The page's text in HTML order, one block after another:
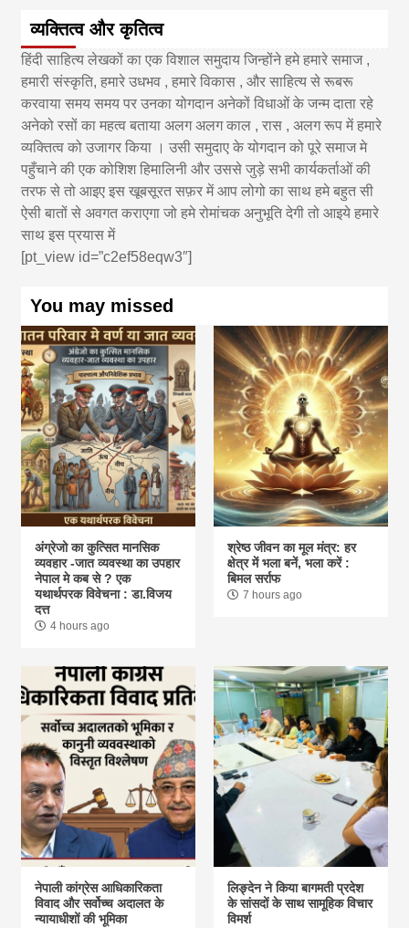
व्यक्तित्व और कृतित्व
हिंदी साहित्य लेखकों का एक विशाल समुदाय जिन्होंने हमे हमारे समाज ,
हमारी संस्कृति, हमारे उधभव , हमारे विकास , और साहित्य से रूबरू
करवाया समय समय पर उनका योगदान अनेकों विधाओं के जन्म दाता रहे
अनेको रसों का महत्व बताया अलग अलग काल , रास , अलग रूप में हमारे
व्यक्तित्व को उजागर किया । उसी समुदाए के योगदान को पूरे समाज मे
पहुँचाने की एक कोशिश हिमालिनी और उससे जुड़े सभी कार्यकर्ताओं की
तरफ से तो आइए इस खूबसूरत सफ़र में आप लोगो का साथ हमे बहुत सी
ऐसी बातों से अवगत कराएगा जो हमे रोमांचक अनुभूति देगी तो आइये हमारे
साथ इस प्रयास में
[pt_view id=”c2ef58eqw3″]
You may missed
अंग्रेजो का कुत्सित मानसिक
व्यवहार -जात व्यवस्था का उपहार
नेपाल मे कब से ? एक
यथार्थपरक विवेचना : डा.विजय
दत्त
4 hours ago
श्रेष्ठ जीवन का मूल मंत्र: हर
क्षेत्र में भला बनें, भला करें :
बिमल सर्राफ
7 hours ago
नेपाली कांग्रेस आधिकारिकता
विवाद और सर्वोच्च अदालत के
न्यायाधीशों की भूमिका
लिङ्देन ने किया बागमती प्रदेश
के सांसदों के साथ सामूहिक विचार
विमर्श